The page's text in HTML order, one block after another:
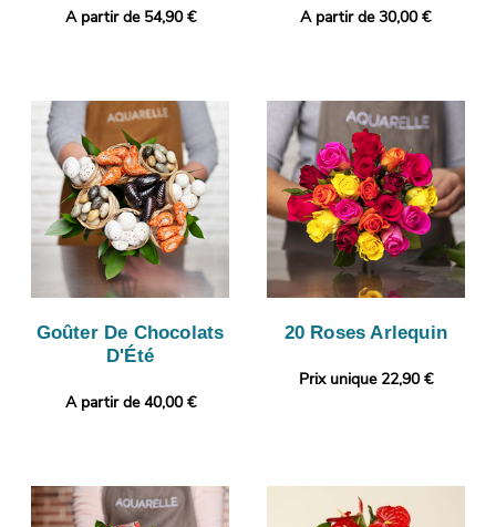
A partir de 54,90 € A partir de 30,00 €
Goûter De Chocolats
D'Été
A partir de 40,00 €
20 Roses Arlequin
Prix unique 22,90 €